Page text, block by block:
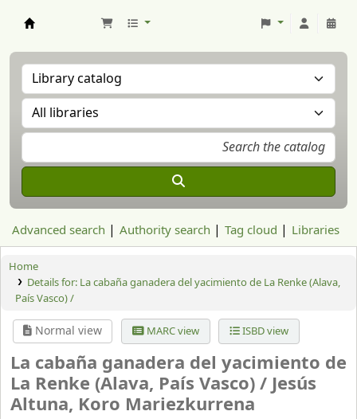
Advanced search Authority search Tag cloud Libraries
Home
Details for: La cabaña ganadera del yacimiento de La Renke (Alava,
País Vasco) /
Normal view MARC view ISBD view
La cabaña ganadera del yacimiento de
La Renke (Alava, País Vasco) / Jesús
Altuna, Koro Mariezkurrena